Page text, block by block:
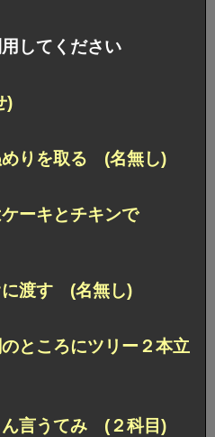
してください
)
めりを取る (名無し)
ケーキとチキンで
渡す (名無し)
ところにツリー２本立
ん言うてみ (２科目)